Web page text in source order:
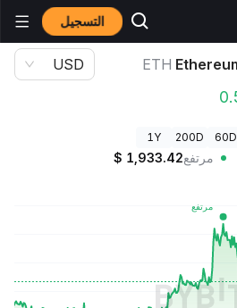
التسجيل
ETH
USD
60D
200D
1Y
مرتفع $ 1,933.42